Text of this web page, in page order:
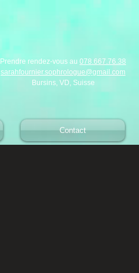
Prendre rendez-vous au 078.667.76.38
sarahfournier.sophrologue@gmail.com
Bursins, VD, Suisse​
Contact